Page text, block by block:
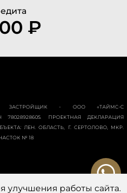
₽
ЗАСТРОЙЩИК - ООО «ТАЙМС-С
ПРОЕКТНАЯ ДЕКЛАРАЦИЯ
ЛЕН. ОБЛАСТЬ, Г. СЕРТОЛОВО, МКР.
№ 18
улучшения работы сайта.